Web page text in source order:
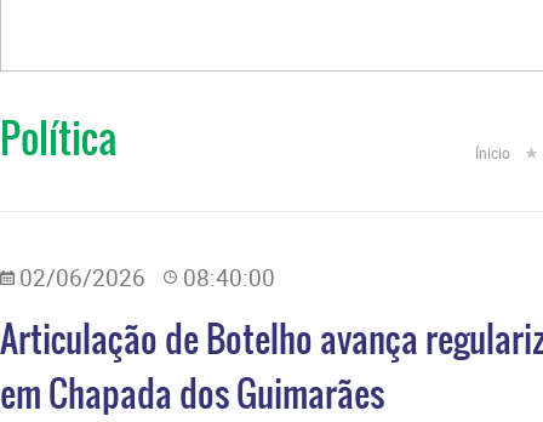
Política Ínicio
02/06/2026 08:40:00
Articulação de Botelho avança
em Chapada dos Guimarães